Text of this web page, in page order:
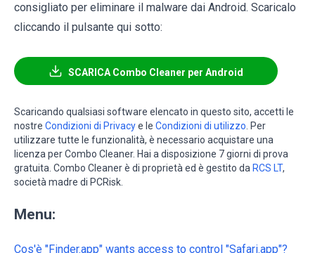
consigliato per eliminare il malware dai Android. Scaricalo
cliccando il pulsante qui sotto:
SCARICA Combo Cleaner per Android
Scaricando qualsiasi software elencato in questo sito, accetti le
nostre Condizioni di Privacye le Condizioni di utilizzo. Per
utilizzare tutte le funzionalità, è necessario acquistare una
licenza per Combo Cleaner. Hai a disposizione 7 giorni di prova
gratuita. Combo Cleaner è di proprietà ed è gestito da RCS LT,
società madre di PCRisk.
Menu:
Cos'è "Finder.app" wants access to control "Safari.app"?